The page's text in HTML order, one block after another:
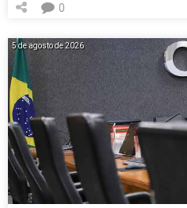
0
5 de agosto de 2026